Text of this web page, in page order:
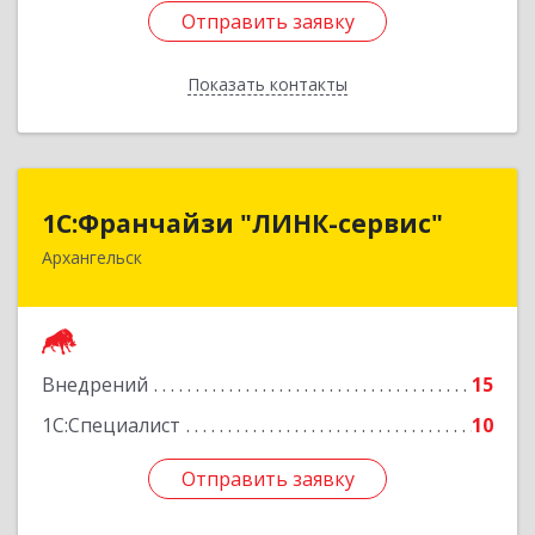
Отправить заявку
Показать контакты
Отправить заявку
Назад
1С:Франчайзи "ЛИНК-сервис"
Архангельск
Внедрений
15
1С:Специалист
10
Отправить заявку
1С:Франчайзи "ЛИНК-сервис"
163000, Архангельская обл, Архангельск г,
Отправить заявку